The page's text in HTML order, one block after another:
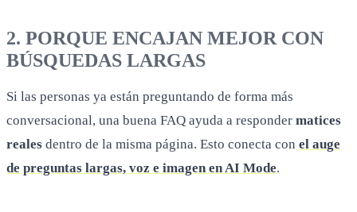
2. PORQUE ENCAJAN MEJOR CON
BÚSQUEDAS LARGAS
Si las personas ya están preguntando de forma más
conversacional, una buena FAQ ayuda a responder matices
reales dentro de la misma página. Esto conecta con el auge
de preguntas largas, voz e imagen en AI Mode.